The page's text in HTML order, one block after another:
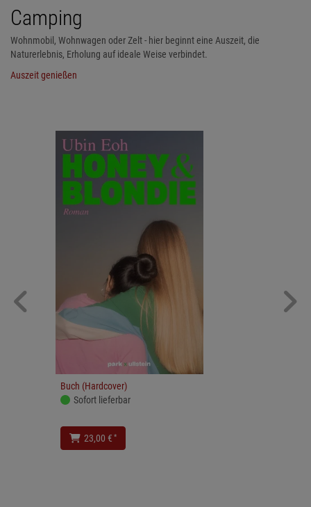
Camping
Wohnmobil, Wohnwagen oder Zelt - hier beginnt eine Auszeit, die
Naturerlebnis, Erholung auf ideale Weise verbindet.
Auszeit genießen
Buch (Hardcover)
Sofort lieferbar
23,00 € *